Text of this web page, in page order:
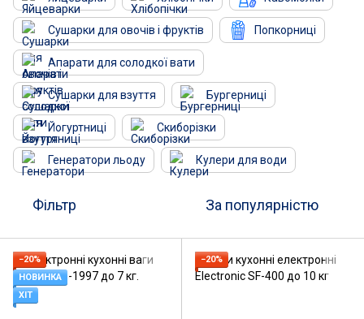
Сушарки для овочів і фруктів Попкорниці
Апарати для солодкої вати
Сушарки для взуття Бургерниці
Йогуртниці Скиборізки
Генератори льоду Кулери для води
Фільтр За популярністю
−20%
НОВИНКА
ХІТ
−20%